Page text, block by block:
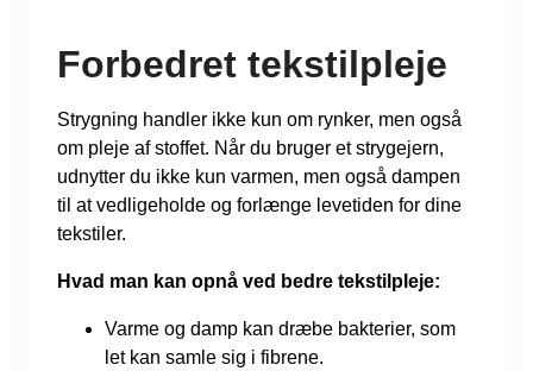
Forbedret tekstilpleje
Strygning handler ikke kun om rynker, men også
om pleje af stoffet. Når du bruger et strygejern,
udnytter du ikke kun varmen, men også dampen
til at vedligeholde og forlænge levetiden for dine
tekstiler.
Hvad man kan opnå ved bedre tekstilpleje:
Varme og damp kan dræbe bakterier, som
let kan samle sig i fibrene.